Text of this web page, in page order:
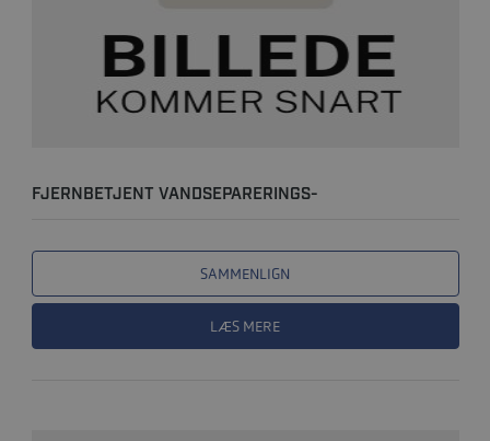
FJERNBETJENT VANDSEPARERINGS-
SAMMENLIGN
LÆS MERE